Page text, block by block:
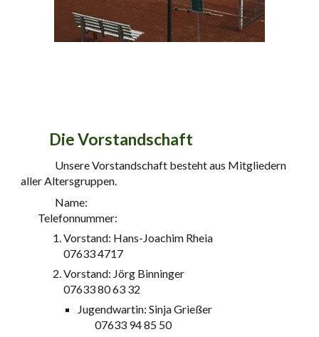
Die Vorstandschaft
Unsere Vorstandschaft besteht aus Mitgliedern
aller Altersgruppen.
Name:
Telefonnummer:
Vorstand: Hans-Joachim Rheia
076334717
Vorstand: Jörg Binninger
07633 80 63 32
Jugendwartin: Sinja Grießer
07633 94 85 50